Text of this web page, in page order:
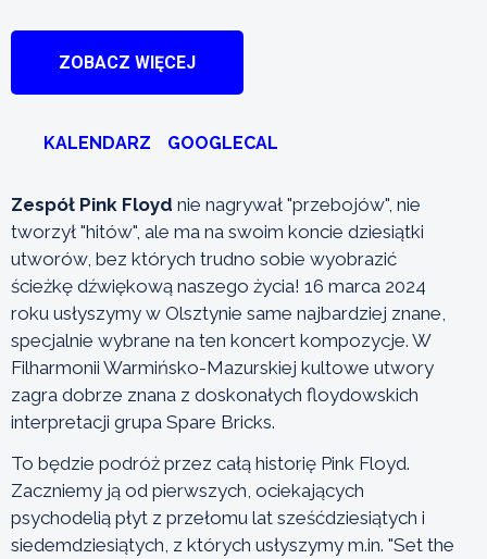
ZOBACZ WIĘCEJ
KALENDARZ GOOGLECAL
Zespół Pink Floyd nie nagrywał "przebojów", nie
tworzył "hitów", ale ma na swoim koncie dziesiątki
utworów, bez których trudno sobie wyobrazić
ścieżkę dźwiękową naszego życia! 16 marca 2024
roku usłyszymy w Olsztynie same najbardziej znane,
specjalnie wybrane na ten koncert kompozycje. W
Filharmonii Warmińsko-Mazurskiej kultowe utwory
zagra dobrze znana z doskonałych floydowskich
interpretacji grupa Spare Bricks.
To będzie podróż przez całą historię Pink Floyd.
Zaczniemy ją od pierwszych, ociekających
psychodelią płyt z przełomu lat sześćdziesiątych i
siedemdziesiątych, z których usłyszymy m.in. "Set the